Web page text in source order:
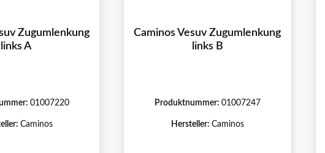
Zugumlenkung
links A
01007220
Caminos
Caminos Vesuv Zugumlenkung
links B
Produktnummer: 01007247
Hersteller: Caminos